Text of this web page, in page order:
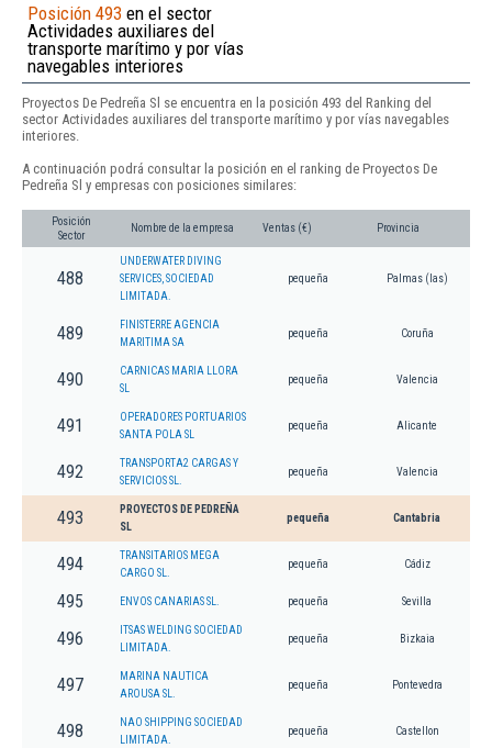
Posición 493 en el sector
Actividades auxiliares del
transporte marítimo y por vías
navegables interiores
Proyectos De Pedreña Sl se encuentra en la posición 493 del Ranking del
sector Actividades auxiliares del transporte marítimo y por vías navegables
interiores.
A continuación podrá consultar la posición en el ranking de Proyectos De
Pedreña Sl y empresas con posiciones similares:
Posición
Sector
Nombre de la empresa Ventas (€) Provincia
488
UNDERWATER DIVING
SERVICES, SOCIEDAD
LIMITADA.
pequeña Palmas (las)
489
FINISTERRE AGENCIA
MARITIMA SA
pequeña Coruña
490
CARNICAS MARIA LLORA
SL
pequeña Valencia
491
OPERADORES PORTUARIOS
SANTA POLA SL
pequeña Alicante
492
TRANSPORTA2 CARGAS Y
SERVICIOS SL.
pequeña Valencia
493
PROYECTOS DE PEDREÑA
SL
pequeña Cantabria
494
TRANSITARIOS MEGA
CARGO SL.
pequeña Cádiz
495 ENVOS CANARIAS SL. pequeña Sevilla
496
ITSAS WELDING SOCIEDAD
LIMITADA.
pequeña Bizkaia
497
MARINA NAUTICA
AROUSA SL.
pequeña Pontevedra
498
NAO SHIPPING SOCIEDAD
LIMITADA.
pequeña Castellon